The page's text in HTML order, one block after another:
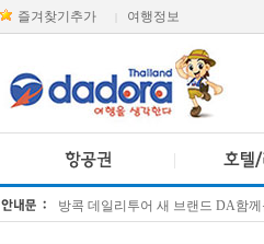
즐겨찾기추가 여행정보
방콕 데일리투어 새 브랜드 DA함